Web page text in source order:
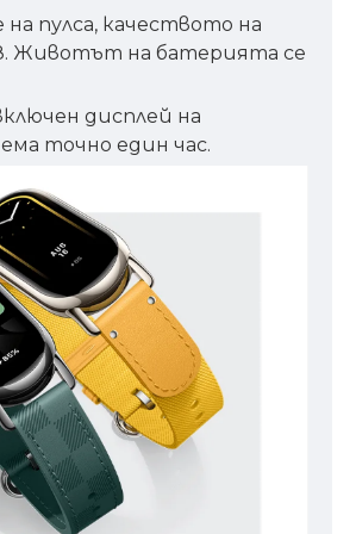
пулса, качеството на
Животът на батерията се
дисплей на
точно един час.